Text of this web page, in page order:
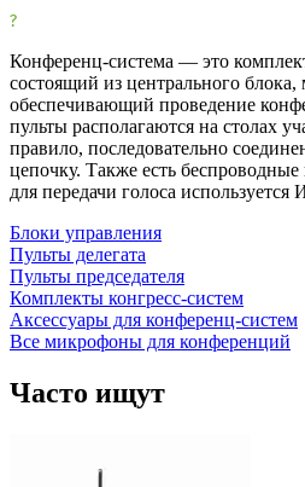
Рекомендованные бренды
clevermic BKR 120
Клеверкам 0
Труконф
Все производители
AKG 4
Bosch 4
Crestron
Конференц-система — это
состоящий из центрального
обеспечивающий проведение
пульты располагаются на столах
правило, последовательно
цепочку. Также есть
для передачи голоса
Блоки управления
Пульты делегата
Пульты председателя
Комплекты конгресс-систем
Аксессуары для конференц-систем
Все микрофоны для конференций
Часто ищут